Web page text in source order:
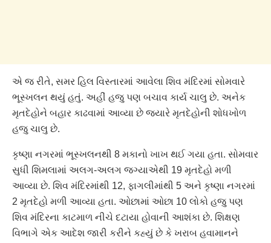
એ જ રીતે, સમર હિલ વિસ્તારમાં આવેલા શિવ મંદિરમાં સોમવારે
ભૂસ્ખલન થયું હતું. અહીં હજુ પણ બચાવ કાર્ય ચાલુ છે. અનેક
મૃતદેહોને બહાર કાઢવામાં આવ્યા છે જ્યારે મૃતદેહોની શોધખોળ
હજુ ચાલુ છે.
કૃષ્ણા નગરમાં ભૂસ્ખલનથી 8 મકાનો ખાખ થઈ ગયા હતા. સોમવાર
સુધી શિમલામાં અલગ-અલગ જગ્યાએથી 19 મૃતદેહો મળી
આવ્યા છે. શિવ મંદિરમાંથી 12, ફાગલીમાંથી 5 અને કૃષ્ણા નગરમાં
2 મૃતદેહો મળી આવ્યા હતા. ઓછામાં ઓછા 10 લોકો હજુ પણ
શિવ મંદિરના કાટમાળ નીચે દટાયા હોવાની આશંકા છે. શિક્ષણ
વિભાગે એક આદેશ જારી કરીને કહ્યું છે કે ખરાબ હવામાનને